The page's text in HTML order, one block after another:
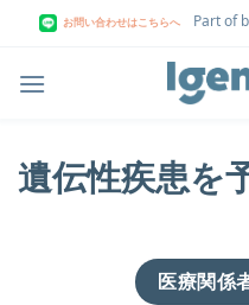
お問い合わせはこちらへ Part of
遺伝性疾患を
医療関係